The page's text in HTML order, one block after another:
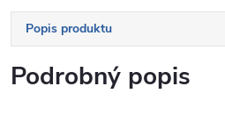
Popis produktu
Podrobný popis